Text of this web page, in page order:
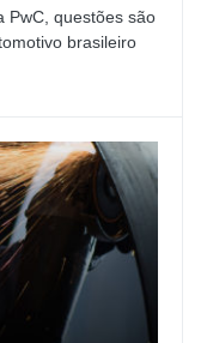
PwC, questões são
brasileiro